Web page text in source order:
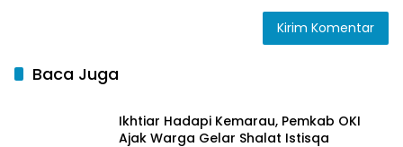
Baca Juga
Ikhtiar Hadapi Kemarau, Pemkab OKI
Ajak Warga Gelar Shalat Istisqa